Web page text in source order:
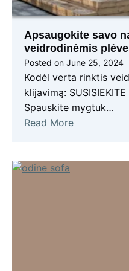
Apsaugokite savo
veidrodinėmis
Posted on June 25, 2024
Kodėl verta rinktis
klijavimą: SUSISIEKITE
Spauskite mygtuk…
Read More